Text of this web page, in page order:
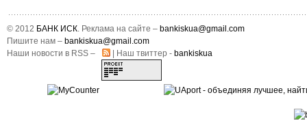
© 2012 БАНК ИСК. Реклама на сайте – bankiskua@gmail.com
Пишите нам – bankiskua@gmail.com
Наши новости в RSS –
| Наш твиттер - bankiskua